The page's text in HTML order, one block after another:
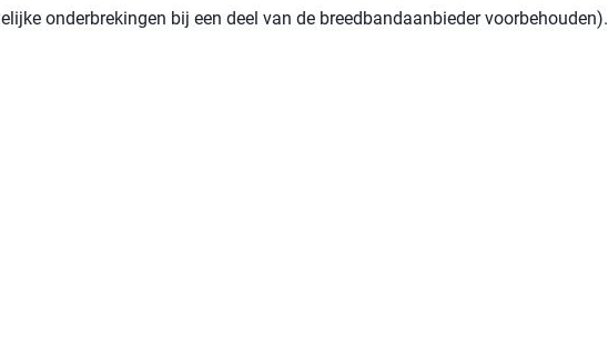
onderbrekingen bij een deel van de breedbandaanbieder voorbehouden).